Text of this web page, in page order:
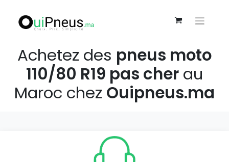
Achetez des pneus moto
110/80 R19 pas cher au
Maroc chez Ouipneus.ma